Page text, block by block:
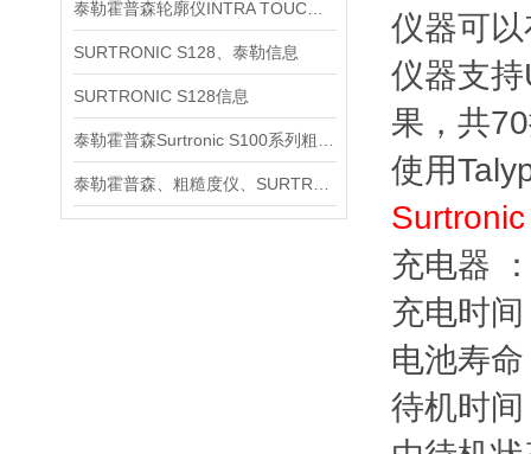
SURTRONIC S128、泰勒信息
SURTRONIC S128信息
仪器可
仪器支
果，共
使用
充电器
充电时
电池寿
待机时